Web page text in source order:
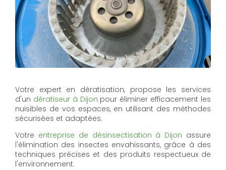
Votre expert en dératisation, propose les services
d'un dératiseur à Dijon pour éliminer efficacement les
nuisibles de vos espaces, en utilisant des méthodes
sécurisées et adaptées.
Votre entreprise de désinsectisation à Dijon assure
l'élimination des insectes envahissants, grâce à des
techniques précises et des produits respectueux de
l'environnement.